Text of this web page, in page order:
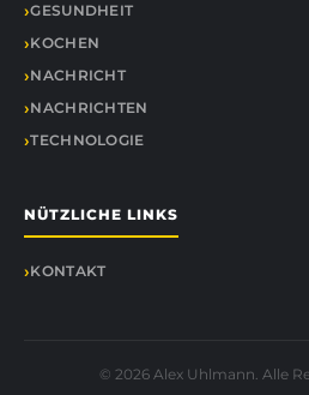
GESUNDHEIT
KOCHEN
NACHRICHT
NACHRICHTEN
TECHNOLOGIE
NÜTZLICHE LINKS
KONTAKT
© 2026 Alex Uhlmann. Alle